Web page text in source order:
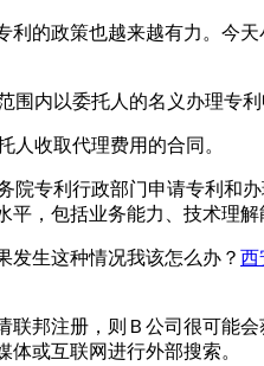
的政策也越来越有力。今
内以委托人的名义办理专利
收取代理费用的合同。
专利行政部门申请专利和
，包括业务能力、技术理解
发生这种情况我该怎么办？ 西
邦注册，则Ｂ公司很可能
或互联网进行外部搜索。